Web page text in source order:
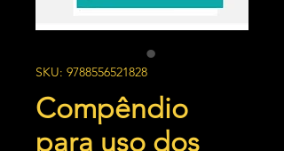
SKU: 9788556521828
Compêndio
para uso dos